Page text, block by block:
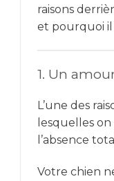
raisons
et pourquoi
1. Un
L’une des
lesquelles on
l’absence
Votre chien